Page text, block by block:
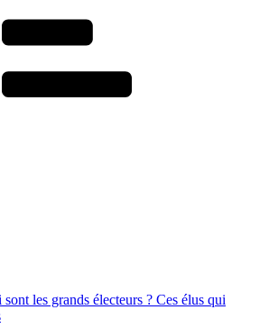
les grands électeurs ? Ces élus qui